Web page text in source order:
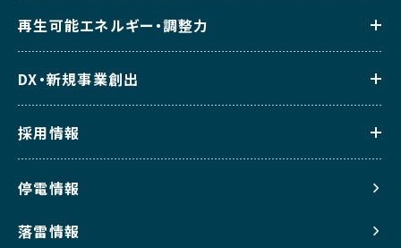
再生可能エネルギー・調整力
DX・新規事業創出
採用情報
停電情報
落雷情報